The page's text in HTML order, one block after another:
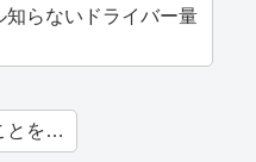
知らないドライバー量
とを…